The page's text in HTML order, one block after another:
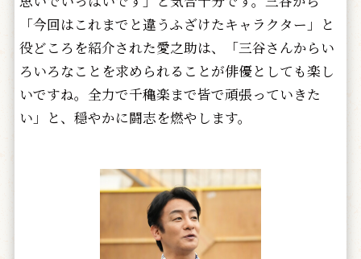
「今回はこれまでと違うふざけたキャラクター」と
役どころを紹介された愛之助は、「三谷さんからい
ろいろなことを求められることが俳優としても楽し
いですね。全力で千穐楽まで皆で頑張っていきた
い」と、穏やかに闘志を燃やします。